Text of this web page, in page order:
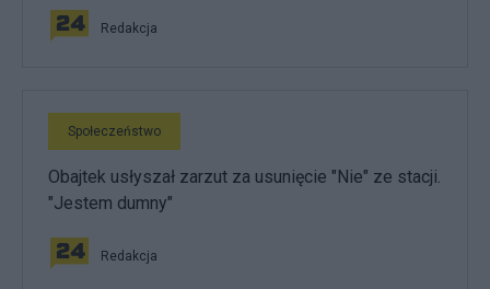
Redakcja
Społeczeństwo
Obajtek usłyszał zarzut za usunięcie "Nie" ze stacji.
"Jestem dumny"
Redakcja